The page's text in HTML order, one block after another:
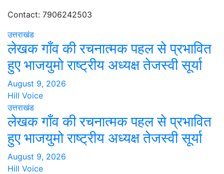
Contact: 7906242503
उत्तराखंड
लेखक गाँव की रचनात्मक पहल से प्रभावित
हुए भाजयुमो राष्ट्रीय अध्यक्ष तेजस्वी सूर्या
August 9, 2026
Hill Voice
उत्तराखंड
लेखक गाँव की रचनात्मक पहल से प्रभावित
हुए भाजयुमो राष्ट्रीय अध्यक्ष तेजस्वी सूर्या
August 9, 2026
Hill Voice